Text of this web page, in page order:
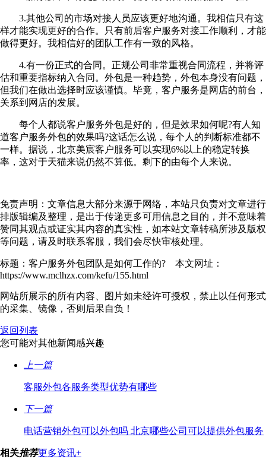
3.其他公司的市场对接人员应该更好地沟通。我相信只有这
样才能实现更好的合作。只有前后客户服务对接工作顺利，才能
做得更好。我相信好的团队工作有一致的风格。
4.有一份正式的合同。正规公司非常重视合同流程，并将评
估和重要指标纳入合同。外包是一种趋势，外包本身没有问题，
但我们在做出选择时应该谨慎。毕竟，客户服务是网店的前台，
关系到网店的发展。
每个人都说客户服务外包是好的，但是效果如何呢?有人知
道客户服务外包的效果吗?这话怎么说，每个人的判断标准都不
一样。据说，北京美宸客户服务可以实现6%以上的稳定转换
率，这对于天猫来说仍然不算低。剩下的由每个人来说。
免责声明：文章信息大部分来源于网络，本站只负责对文章进行
排版辑编及整理，是出于传递更多可用信息之目的，并不意味着
赞同其观点或证实其内容的真实性，如本站文章转稿所涉及版权
等问题，请及时联系客服，我们会尽快审核处理。
标题：客户服务外包团队是如何工作的? 本文网址：
https://www.mclhzx.com/kefu/155.html
网站所展示的所有内容、图片如未经许可授权，禁止以任何形式
的采集、镜像，否则后果自负！
返回列表
您可能对其他新闻感兴趣
上一篇
客服外包各服务类型优势有哪些
下一篇
电话营销外包可以外包吗 北京哪些公司可以提供外包服务
相关推荐更多资讯+